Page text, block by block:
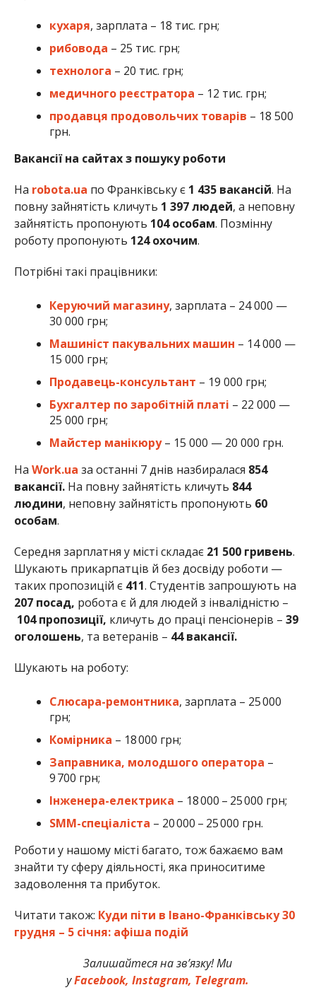
кухаря, зарплата – 18 тис. грн;
рибовода – 25 тис. грн;
технолога – 20 тис. грн;
медичного реєстратора – 12 тис. грн;
продавця продовольчих товарів – 18 500
грн.
Вакансії на сайтах з пошуку роботи
На robota.ua по Франківську є1 435 вакансій. На
повну зайнятість кличуть 1 397 людей, а неповну
зайнятість пропонують 104особам. Позмінну
роботу пропонують 124 охочим.
Потрібні такі працівники:
Керуючий магазину, зарплата – 24 000 —
30 000 грн;
Машиніст пакувальних машин – 14 000 —
15 000 грн;
Продавець-консультант – 19 000 грн;
Бухгалтер по заробітній платі – 22 000 —
25 000 грн;
Майстер манікюру– 15 000 — 20 000 грн.
На Work.ua за останні 7 днів назбиралася 854
вакансії. На повну зайнятість кличуть 844
людини, неповну зайнятість пропонують 60
особам.
Середня зарплатня у місті складає 21 500 гривень.
Шукають прикарпатців й без досвіду роботи —
таких пропозицій є 411. Студентів запрошують на
207 посад, робота є й для людей з інвалідністю –
104пропозиції, кличуть до праці пенсіонерів – 39
оголошень, та ветеранів – 44 вакансії.
Шукають на роботу:
Слюсара-ремонтника, зарплата – 25 000
грн;
Комірника – 18 000 грн;
Заправника, молодшого оператора –
9 700 грн;
Інженера-електрика – 18 000 – 25 000 грн;
SMM-спеціаліста – 20 000 – 25 000 грн.
Роботи у нашому місті багато, тож бажаємо вам
знайти ту сферу діяльності, яка приноситиме
задоволення та прибуток.
Читати також: Куди піти в Івано-Франківську 30
грудня – 5 січня: афіша подій
Залишайтеся на зв’язку! Ми
уFacebook, Instagram, Telegram.